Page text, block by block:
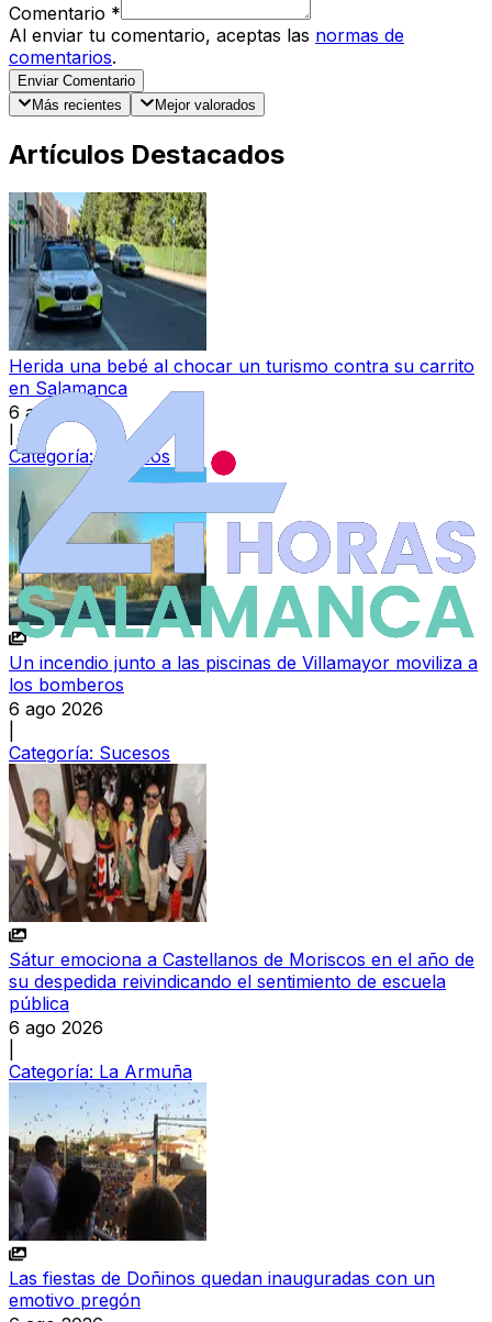
Comentario *
Al enviar tu comentario, aceptas las normas de
comentarios.
Enviar Comentario
Más recientes
Mejor valorados
Artículos Destacados
Herida una bebé al chocar un turismo contra su carrito
en Salamanca
6 ago 2026
Categoría: Sucesos
Un incendio junto a las piscinas de Villamayor moviliza a
los bomberos
6 ago 2026
Categoría: Sucesos
Sátur emociona a Castellanos de Moriscos en el año de
su despedida reivindicando el sentimiento de escuela
pública
6 ago 2026
Categoría: La Armuña
Las fiestas de Doñinos quedan inauguradas con un
emotivo pregón